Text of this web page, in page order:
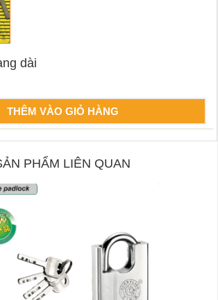
dài
THÊM VÀO GIỎ HÀNG
PHẨM LIÊN QUAN